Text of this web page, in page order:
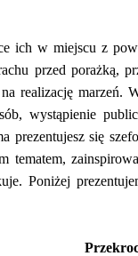
ich w miejscu z
przed porażką,
realizację marzeń.
wystąpienie
prezentujesz się
tematem,
Poniżej